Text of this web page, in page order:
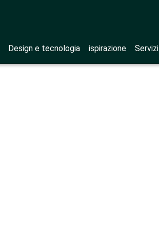
Design e tecnologia ispirazione Servizi